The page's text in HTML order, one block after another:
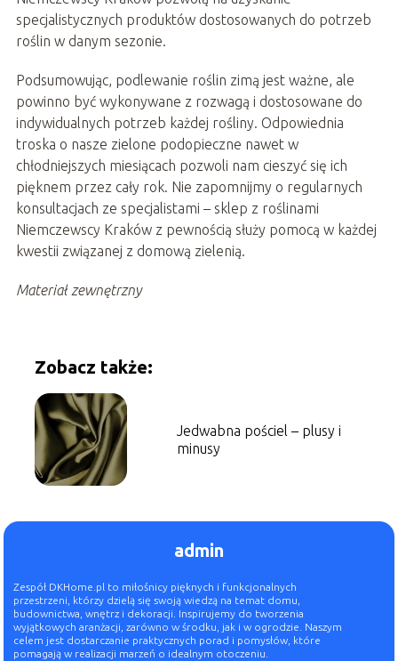
specjalistycznych produktów dostosowanych do potrzeb
roślin w danym sezonie.
Podsumowując, podlewanie roślin zimą jest ważne, ale
powinno być wykonywane z rozwagą i dostosowane do
indywidualnych potrzeb każdej rośliny. Odpowiednia
troska o nasze zielone podopieczne nawet w
chłodniejszych miesiącach pozwoli nam cieszyć się ich
pięknem przez cały rok. Nie zapomnijmy o regularnych
konsultacjach ze specjalistami – sklep z roślinami
Niemczewscy Kraków z pewnością służy pomocą w każdej
kwestii związanej z domową zielenią.
Materiał zewnętrzny
Zobacz także:
Jedwabna pościel – plusy i
minusy
admin
Zespół DKHome.pl to miłośnicy pięknych i funkcjonalnych
przestrzeni, którzy dzielą się swoją wiedzą na temat domu,
budownictwa, wnętrz i dekoracji. Inspirujemy do tworzenia
wyjątkowych aranżacji, zarówno w środku, jak i w ogrodzie. Naszym
celem jest dostarczanie praktycznych porad i pomysłów, które
pomagają w realizacji marzeń o idealnym otoczeniu.